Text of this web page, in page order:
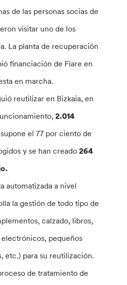
de las personas socias de
visitar uno de los
La planta de recuperación
financiación de Fiare en
en marcha.
reutilizar en Bizkaia, en
2.014
el 77 por ciento de
y se han creado264
automatizada a nivel
la gestión de todo tipo de
calzado, libros,
pequeños
etc.) para su reutilización.
de tratamiento de